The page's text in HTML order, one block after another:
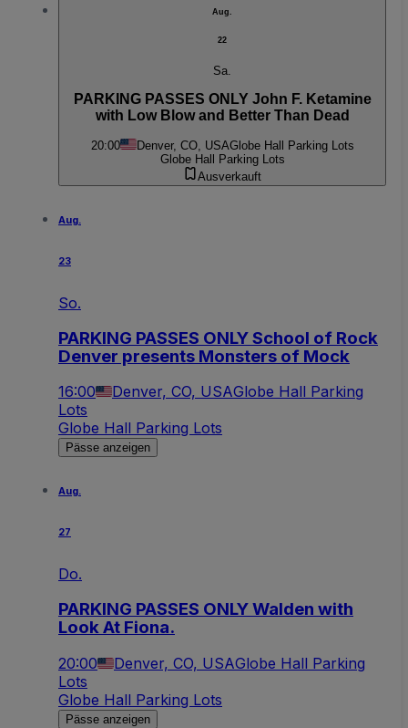
Aug.
22
Sa.
PARKING PASSES ONLY John F. Ketamine
with Low Blow and Better Than Dead
20:00 Denver, CO, USAGlobe Hall Parking Lots
Globe Hall Parking Lots
Ausverkauft
Aug.
23
So.
PARKING PASSES ONLY School of Rock
Denver presents Monsters of Mock
16:00 Denver, CO, USAGlobe Hall Parking
Lots
Globe Hall Parking Lots
Pässe anzeigen
Aug.
27
Do.
PARKING PASSES ONLY Walden with
Look At Fiona.
20:00 Denver, CO, USAGlobe Hall Parking
Lots
Globe Hall Parking Lots
Pässe anzeigen